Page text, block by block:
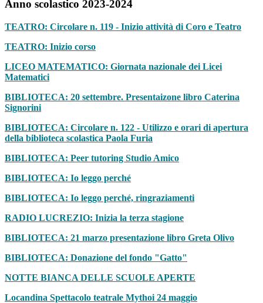
Anno scolastico 2023-2024
TEATRO: Circolare n. 119 - Inizio attività di Coro e Teatro
TEATRO: Inizio corso
LICEO MATEMATICO: Giornata nazionale dei Licei
Matematici
BIBLIOTECA: 20 settembre. Presentaizone libro Caterina
Signorini
BIBLIOTECA: Circolare n. 122 - Utilizzo e orari di apertura
della biblioteca scolastica Paola Furia
BIBLIOTECA: Peer tutoring Studio Amico
BIBLIOTECA: Io leggo perché
BIBLIOTECA: Io leggo perché, ringraziamenti
RADIO LUCREZIO: Inizia la terza stagione
BIBLIOTECA: 21 marzo presentazione libro Greta Olivo
BIBLIOTECA: Donazione del fondo "Gatto"
NOTTE BIANCA DELLE SCUOLE APERTE
Locandina Spettacolo teatrale Mythoi 24 maggio